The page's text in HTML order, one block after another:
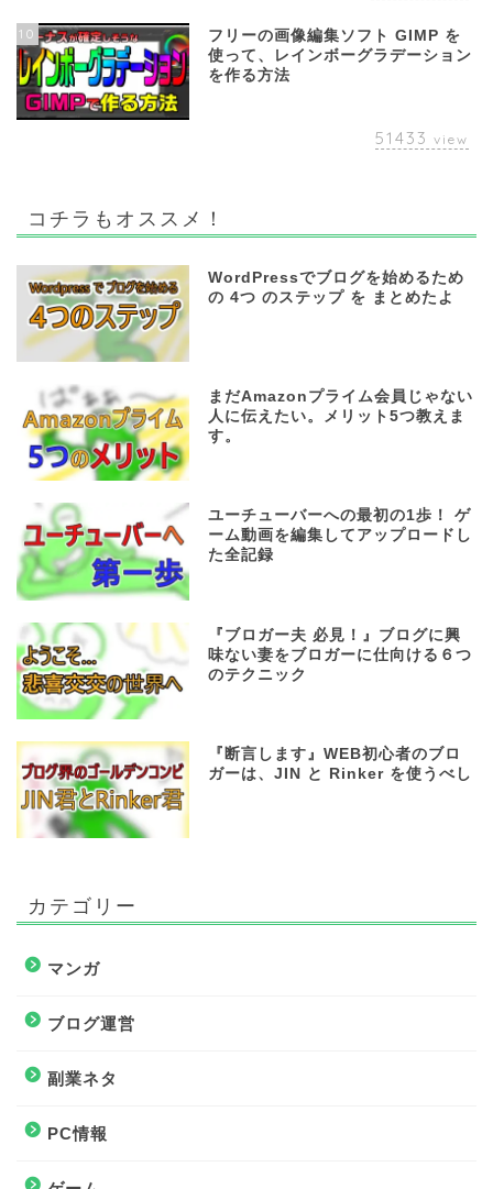
10
フリーの画像編集ソフト GIMP を
使って、レインボーグラデーション
を作る方法
51433 view
コチラもオススメ！
WordPressでブログを始めるため
の 4つ のステップ を まとめたよ
まだAmazonプライム会員じゃない
人に伝えたい。メリット5つ教えま
す。
ユーチューバーへの最初の1歩！ ゲ
ーム動画を編集してアップロードし
た全記録
『ブロガー夫 必見！』ブログに興
味ない妻をブロガーに仕向ける６つ
のテクニック
『断言します』WEB初心者のブロ
ガーは、JIN と Rinker を使うべし
カテゴリー
マンガ
ブログ運営
副業ネタ
PC情報